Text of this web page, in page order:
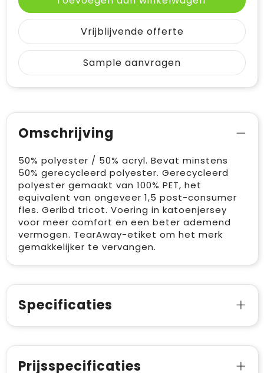
Vrijblijvende offerte
Sample aanvragen
Omschrijving
50% polyester / 50% acryl. Bevat minstens
50% gerecycleerd polyester. Gerecycleerd
polyester gemaakt van 100% PET, het
equivalent van ongeveer 1,5 post-consumer
fles. Geribd tricot. Voering in katoenjersey
voor meer comfort en een beter ademend
vermogen. TearAway-etiket om het merk
gemakkelijker te vervangen.
Specificaties
Prijsspecificaties